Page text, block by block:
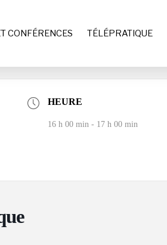
CONFÉRENCES TÉLÉPRATIQUE
HEURE
16 h 00 min - 17 h 00 min